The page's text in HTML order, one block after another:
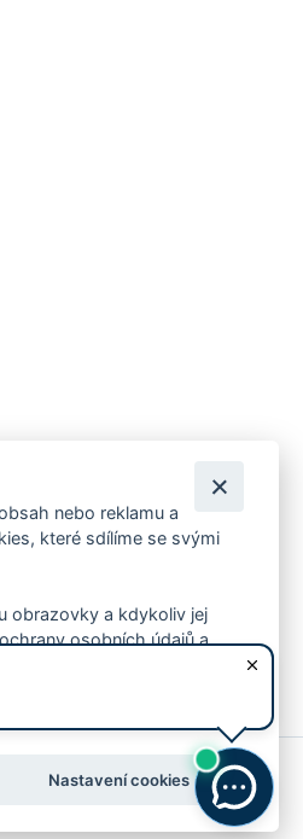
sportovní akce?
nebo reklamu a
které sdílíme se svými
obrazovky a kdykoliv jej
osobních údajů a
Nastavení cookies